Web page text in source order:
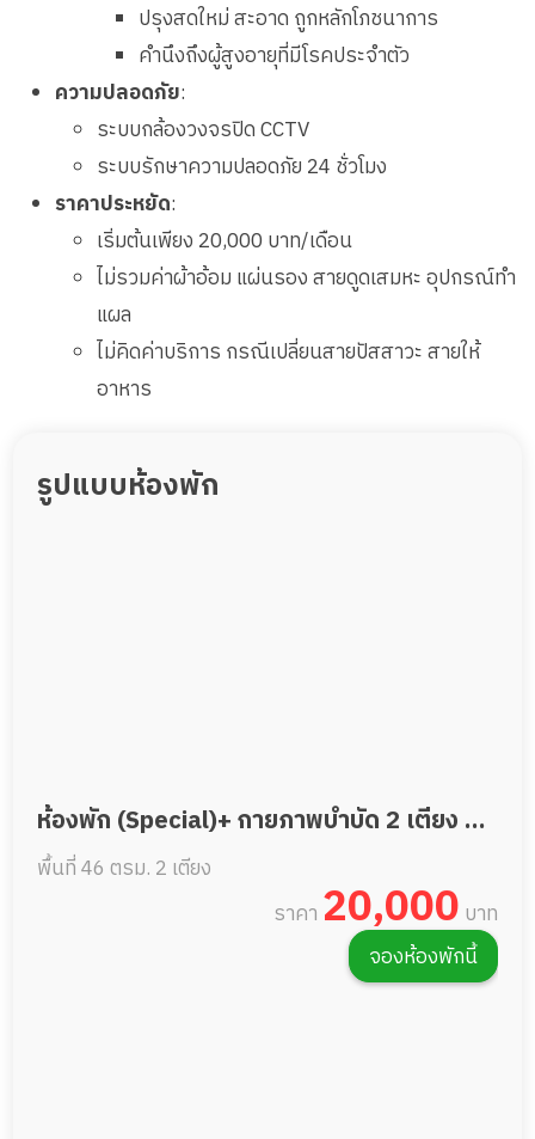
ปรุงสดใหม่ สะอาด ถูกหลักโภชนาการ
คำนึงถึงผู้สูงอายุที่มีโรคประจำตัว
ความปลอดภัย:
ระบบกล้องวงจรปิด CCTV
ระบบรักษาความปลอดภัย 24 ชั่วโมง
ราคาประหยัด:
เริ่มต้นเพียง 20,000 บาท/เดือน
ไม่รวมค่าผ้าอ้อม แผ่นรอง สายดูดเสมหะ อุปกรณ์ทำ
แผล
ไม่คิดค่าบริการ กรณีเปลี่ยนสายปัสสาวะ สายให้
อาหาร
รูปแบบห้องพัก
ห้องพัก (Special)+ กายภาพบำบัด 2 เตียง 46
ตรม.
พื้นที่ 46 ตรม. 2 เตียง
ราคา 20,000 บาท
จองห้องพักนี้